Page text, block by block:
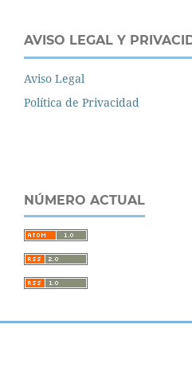
AVISO LEGAL Y
Aviso Legal
Política de Privacidad
NÚMERO ACTUAL